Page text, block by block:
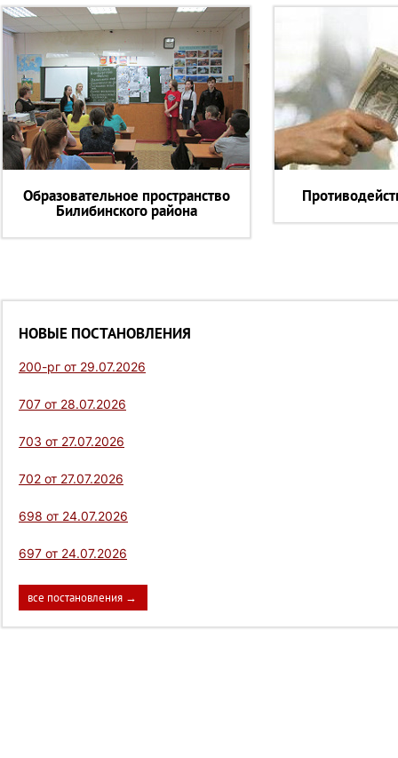
Образовательное пространство
Билибинского района
НОВЫЕ ПОСТАНОВЛЕНИЯ
200-рг от 29.07.2026
707 от 28.07.2026
703 от 27.07.2026
702 от 27.07.2026
698 от 24.07.2026
697 от 24.07.2026
все постановления →